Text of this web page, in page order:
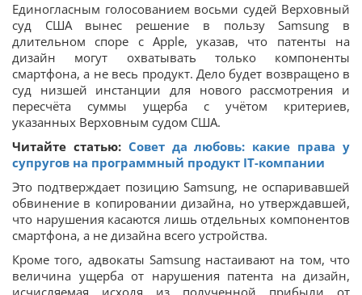
Единогласным голосованием восьми судей Верховный
суд США вынес решение в пользу Samsung в
длительном споре с Apple, указав, что патенты на
дизайн могут охватывать только компоненты
смартфона, а не весь продукт. Дело будет возвращено в
суд низшей инстанции для нового рассмотрения и
пересчёта суммы ущерба с учётом критериев,
указанных Верховным судом США.
Читайте статью: Совет да любовь: какие права у
супругов на программный продукт ІТ-компании
Это подтверждает позицию Samsung, не оспаривавшей
обвинение в копировании дизайна, но утверждавшей,
что нарушения касаются лишь отдельных компонентов
смартфона, а не дизайна всего устройства.
Кроме того, адвокаты Samsung настаивают на том, что
величина ущерба от нарушения патента на дизайн,
исчисляемая исходя из полученной прибыли от